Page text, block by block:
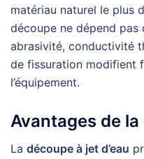
matériau naturel le plus
découpe ne dépend pas
abrasivité, conductivité
de fissuration modifient
l’équipement.
Avantages de la
La découpe à jet d’eau